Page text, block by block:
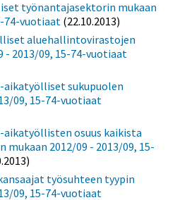
työnantajasektorin mukaan
74-vuotiaat (22.10.2013)
aluehallintovirastojen
- 2013/09, 15-74-vuotiaat
aikatyölliset sukupuolen
09, 15-74-vuotiaat
aikatyöllisten osuus kaikista
2012/09 - 2013/09, 15-
työsuhteen tyypin
09, 15-74-vuotiaat